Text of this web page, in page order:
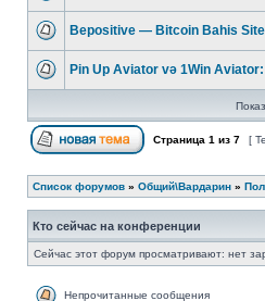
Bepositive — Bitcoin Bahis
Pin Up Aviator və 1Win
Страница 1 из 7 [
Список форумов » Общий\Вардарин »
Кто сейчас на конференции
Сейчас этот форум просматривают: нет
Непрочитанные сообщения